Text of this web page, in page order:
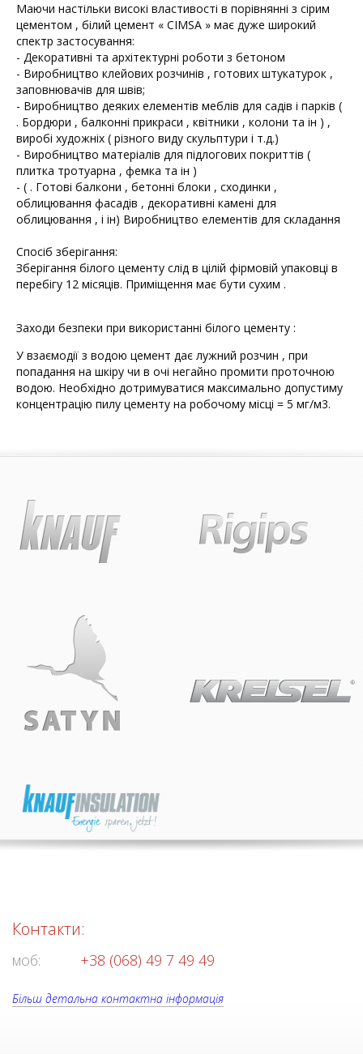
Маючи настільки високі властивості в порівнянні з сірим
цементом , білий цемент « CIMSA » має дуже широкий
спектр застосування:
- Декоративні та архітектурні роботи з бетоном
- Виробництво клейових розчинів , готових штукатурок ,
заповнювачів для швів;
- Виробництво деяких елементів меблів для садів і парків (
. Бордюри , балконні прикраси , квітники , колони та ін ) ,
виробі художніх ( різного виду скульптури і т.д.)
- Виробництво матеріалів для підлогових покриттів (
плитка тротуарна , фемка та ін )
- ( . Готові балкони , бетонні блоки , сходинки ,
облицювання фасадів , декоративні камені для
облицювання , і ін) Виробництво елементів для складання
Спосіб зберігання:
Зберігання білого цементу слід в цілій фірмовій упаковці в
перебігу 12 місяців. Приміщення має бути сухим .
Заходи безпеки при використанні білого цементу :
У взаємодії з водою цемент дає лужний розчин , при
попадання на шкіру чи в очі негайно промити проточною
водою. Необхідно дотримуватися максимально допустиму
концентрацію пилу цементу на робочому місці = 5 мг/м3.
Контакти:
моб: +38 (068) 49 7 49 49
Більш детальна контактна інформація